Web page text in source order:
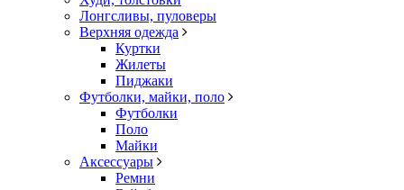
Лонгсливы, пуловеры
Верхняя одежда
Куртки
Жилеты
Пиджаки
Футболки, майки, поло
Футболки
Поло
Майки
Аксессуары
Ремни